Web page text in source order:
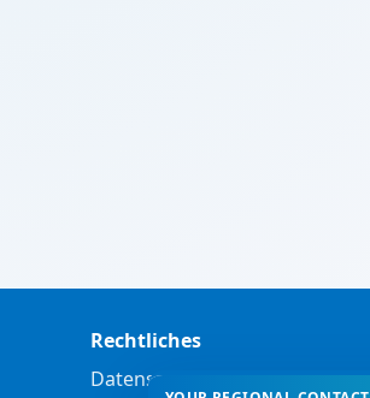
Rechtliches
Datenschutzerklärung